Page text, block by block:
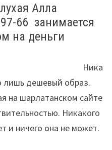
Алла
66 занимается
на деньги
Ника
лишь дешевый образ.
на шарлатанском сайте
Никакого
и ничего она не может.